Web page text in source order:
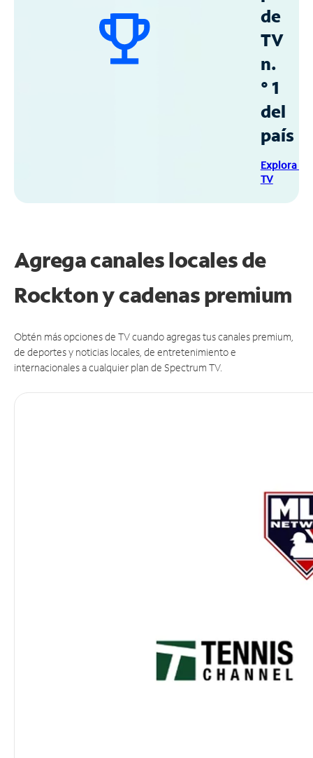
de
TV
n.
° 1
del
país
Explora
TV
Agrega canales locales de
Rockton y cadenas premium
Obtén más opciones de TV cuando agregas tus canales premium,
de deportes y noticias locales, de entretenimiento e
internacionales a cualquier plan de Spectrum TV.